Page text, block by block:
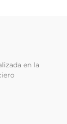
en la